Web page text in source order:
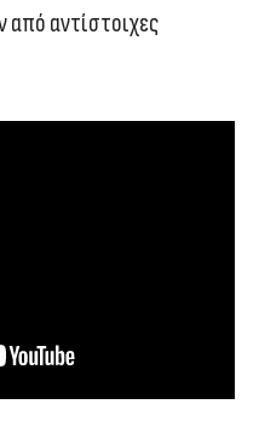
από αντίστοιχες